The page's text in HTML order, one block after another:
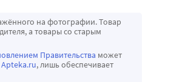
на фотографии. Товар
а товары со старым
Правительства может
Apteka.ru, лишь обеспечивает